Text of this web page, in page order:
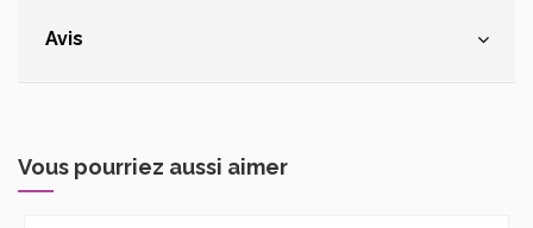
Avis
Vous pourriez aussi aimer